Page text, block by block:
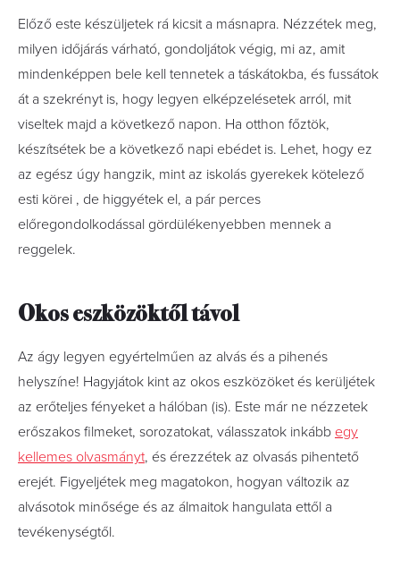
Előző este készüljetek rá kicsit a másnapra. Nézzétek meg,
milyen időjárás várható, gondoljátok végig, mi az, amit
mindenképpen bele kell tennetek a táskátokba, és fussátok
át a szekrényt is, hogy legyen elképzelésetek arról, mit
viseltek majd a következő napon. Ha otthon főztök,
készítsétek be a következő napi ebédet is. Lehet, hogy ez
az egész úgy hangzik, mint az iskolás gyerekek kötelező
esti körei , de higgyétek el, a pár perces
előregondolkodással gördülékenyebben mennek a
reggelek.
Okos eszközöktől távol
Az ágy legyen egyértelműen az alvás és a pihenés
helyszíne! Hagyjátok kint az okos eszközöket és kerüljétek
az erőteljes fényeket a hálóban (is). Este már ne nézzetek
erőszakos filmeket, sorozatokat, válasszatok inkább egy
kellemes olvasmányt, és érezzétek az olvasás pihentető
erejét. Figyeljétek meg magatokon, hogyan változik az
alvásotok minősége és az álmaitok hangulata ettől a
tevékenységtől.